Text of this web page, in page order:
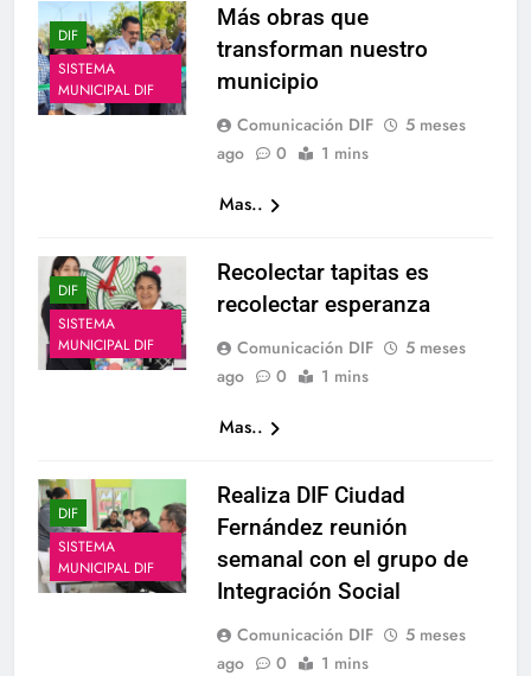
DIF
SISTEMA
MUNICIPAL DIF
Más obras que
transforman nuestro
municipio
Comunicación DIF
5 meses
ago
0 1 mins
Mas..
DIF
SISTEMA
MUNICIPAL DIF
Recolectar tapitas es
recolectar esperanza
Comunicación DIF
5 meses
ago
0 1 mins
Mas..
DIF
SISTEMA
MUNICIPAL DIF
Realiza DIF Ciudad
Fernández reunión
semanal con el grupo de
Integración Social
Comunicación DIF
5 meses
ago
0 1 mins